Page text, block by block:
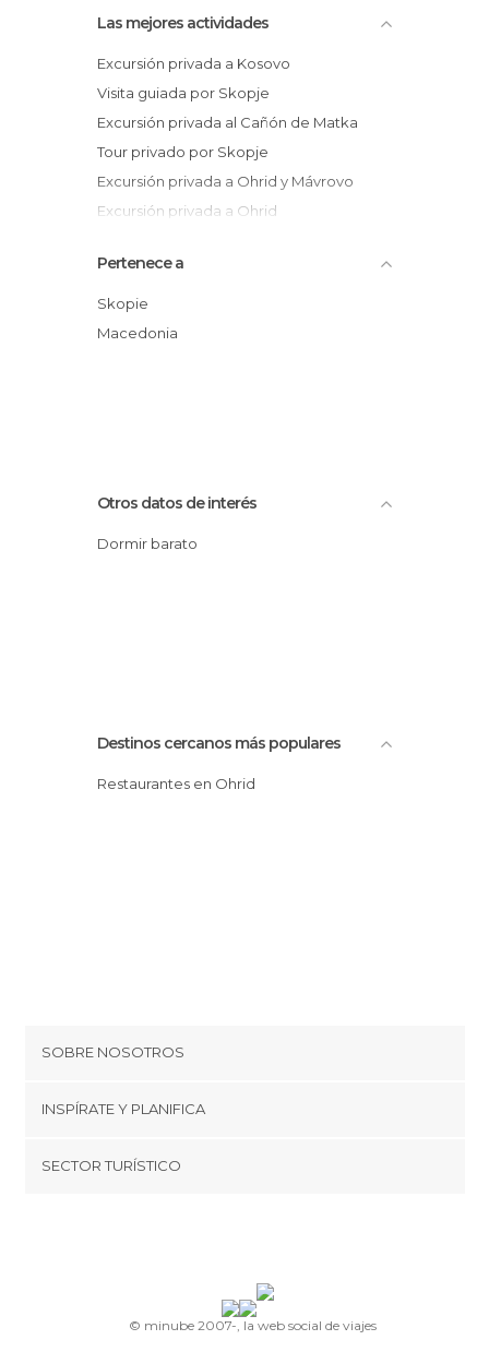
Las mejores actividades
Excursión privada a Kosovo
Visita guiada por Skopje
Excursión privada al Cañón de Matka
Tour privado por Skopje
Excursión privada a Ohrid y Mávrovo
Excursión privada a Ohrid
Excursión privada a Bitola
Excursión privada a Tetovo
Tour panorámico privado por Skopje
Pertenece a
Skopie
Macedonia
Otros datos de interés
Dormir barato
Destinos cercanos más populares
Restaurantes en Ohrid
SOBRE NOSOTROS
Cookies
Términos y condiciones
INSPÍRATE Y PLANIFICA
SECTOR TURÍSTICO
© minube 2007-, la web social de viajes